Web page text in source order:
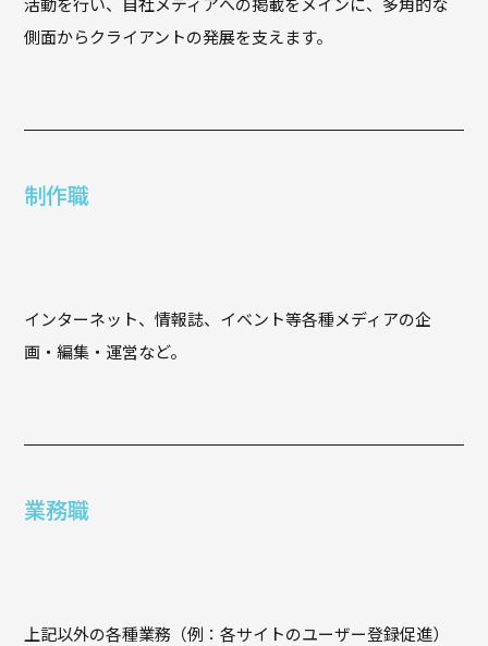
側面からクライアントの発展を支えます。
制作職
インターネット、情報誌、イベント等各種メディアの企
画・編集・運営など。
業務職
上記以外の各種業務（例：各サイトのユーザー登録促進）